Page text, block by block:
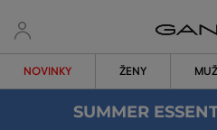
NOVINKY ŽENY
SUMMER